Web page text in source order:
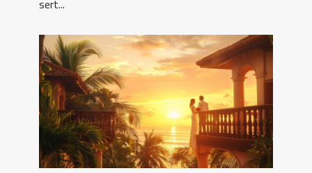
sert...